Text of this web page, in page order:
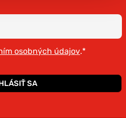
osobných údajov.*
SA